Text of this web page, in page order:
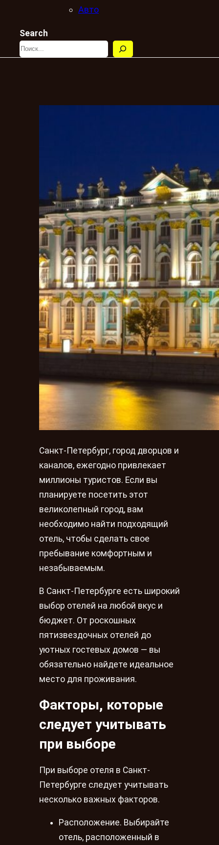
Авто
Search
Санкт-Петербург, город дворцов и
каналов, ежегодно привлекает
миллионы туристов. Если вы
планируете посетить этот
великолепный город, вам
необходимо найти подходящий
отель, чтобы сделать свое
пребывание комфортным и
незабываемым.
В Санкт-Петербурге есть широкий
выбор отелей на любой вкус и
бюджет. От роскошных
пятизвездочных отелей до
уютных гостевых домов — вы
обязательно найдете идеальное
место для проживания.
Факторы, которые
следует учитывать
при выборе
При выборе отеля в Санкт-
Петербурге следует учитывать
несколько важных факторов.
Расположение. Выбирайте
отель, расположенный в